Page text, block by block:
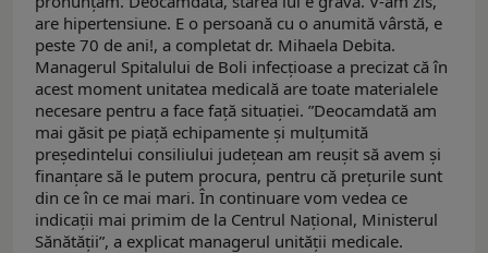
are hipertensiune. E o persoană cu o anumită vârstă, e
peste 70 de ani!, a completat dr. Mihaela Debita.
Managerul Spitalului de Boli infecțioase a precizat că în
acest moment unitatea medicală are toate materialele
necesare pentru a face față situației. ”Deocamdată am
mai găsit pe piață echipamente și mulțumită
președintelui consiliului județean am reușit să avem și
finanțare să le putem procura, pentru că prețurile sunt
din ce în ce mai mari. În continuare vom vedea ce
indicații mai primim de la Centrul Național, Ministerul
Sănătății”, a explicat managerul unității medicale.